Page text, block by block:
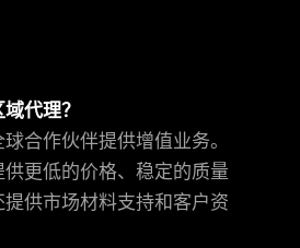
代理？
合作伙伴提供增值业务。
更低的价格、稳定的质量
供市场材料支持和客户资